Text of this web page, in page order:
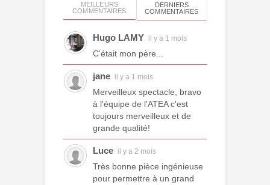
MEILLEURS
COMMENTAIRES
DERNIERS
COMMENTAIRES
Hugo LAMY il y a 1 mois
C'était mon père...
jane il y a 1 mois
Merveilleux spectacle, bravo
à l'équipe de l'ATEA c'est
toujours merveilleux et de
grande qualité!
Luce il y a 2 mois
Très bonne pièce ingénieuse
pour permettre à un grand